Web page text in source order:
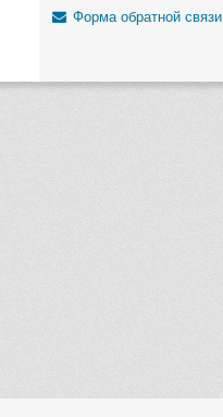
Форма обратной связи